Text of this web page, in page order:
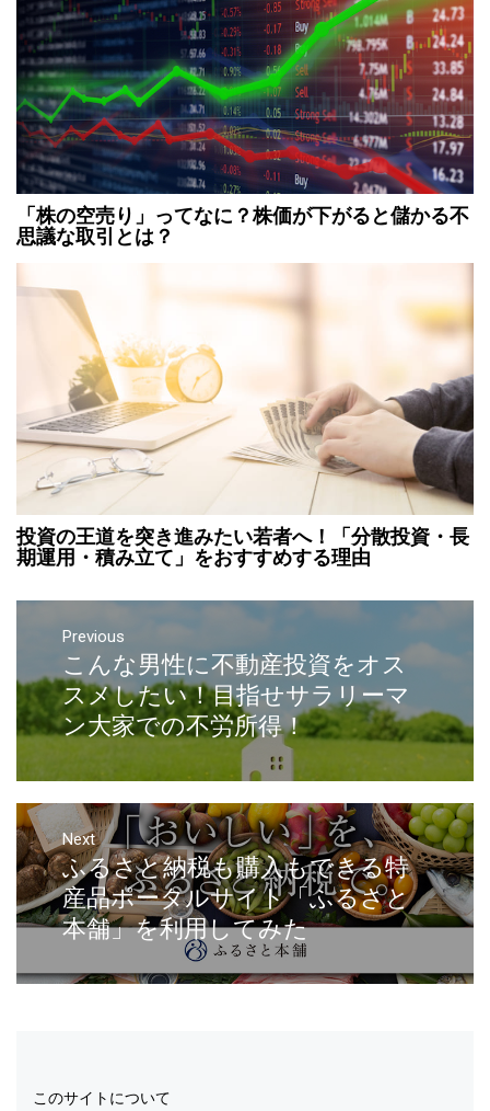
「株の空売り」ってなに？株価が下がると儲かる不
思議な取引とは？
投資の王道を突き進みたい若者へ！「分散投資・長
期運用・積み立て」をおすすめする理由
Previous
こんな男性に不動産投資をオス
スメしたい！目指せサラリーマ
ン大家での不労所得！
Next
ふるさと納税も購入もできる特
産品ポータルサイト「ふるさと
本舗」を利用してみた
このサイトについて